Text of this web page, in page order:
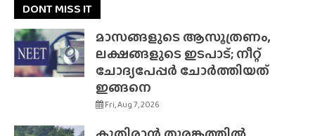
DONT MISS IT
മാസങ്ങളുടെ ആസൂത്രണം,
ലക്ഷങ്ങളുടെ ഇടപാട്; നീറ്റ്
ചോദ്യപേപ്പർ ചോർത്തിയത്
ഇങ്ങനെ
Fri, Aug 7, 2026